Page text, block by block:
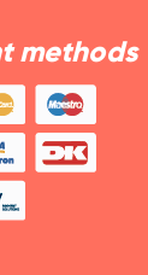
methods